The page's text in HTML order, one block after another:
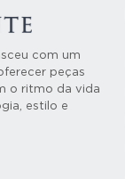
com um
peças
o ritmo da vida
estilo e